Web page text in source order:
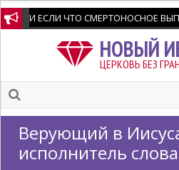
Мир всем любящим Господа и
НОВЫЙ
ЦЕРКОВЬ БЕЗ
Верующий в
исполнитель